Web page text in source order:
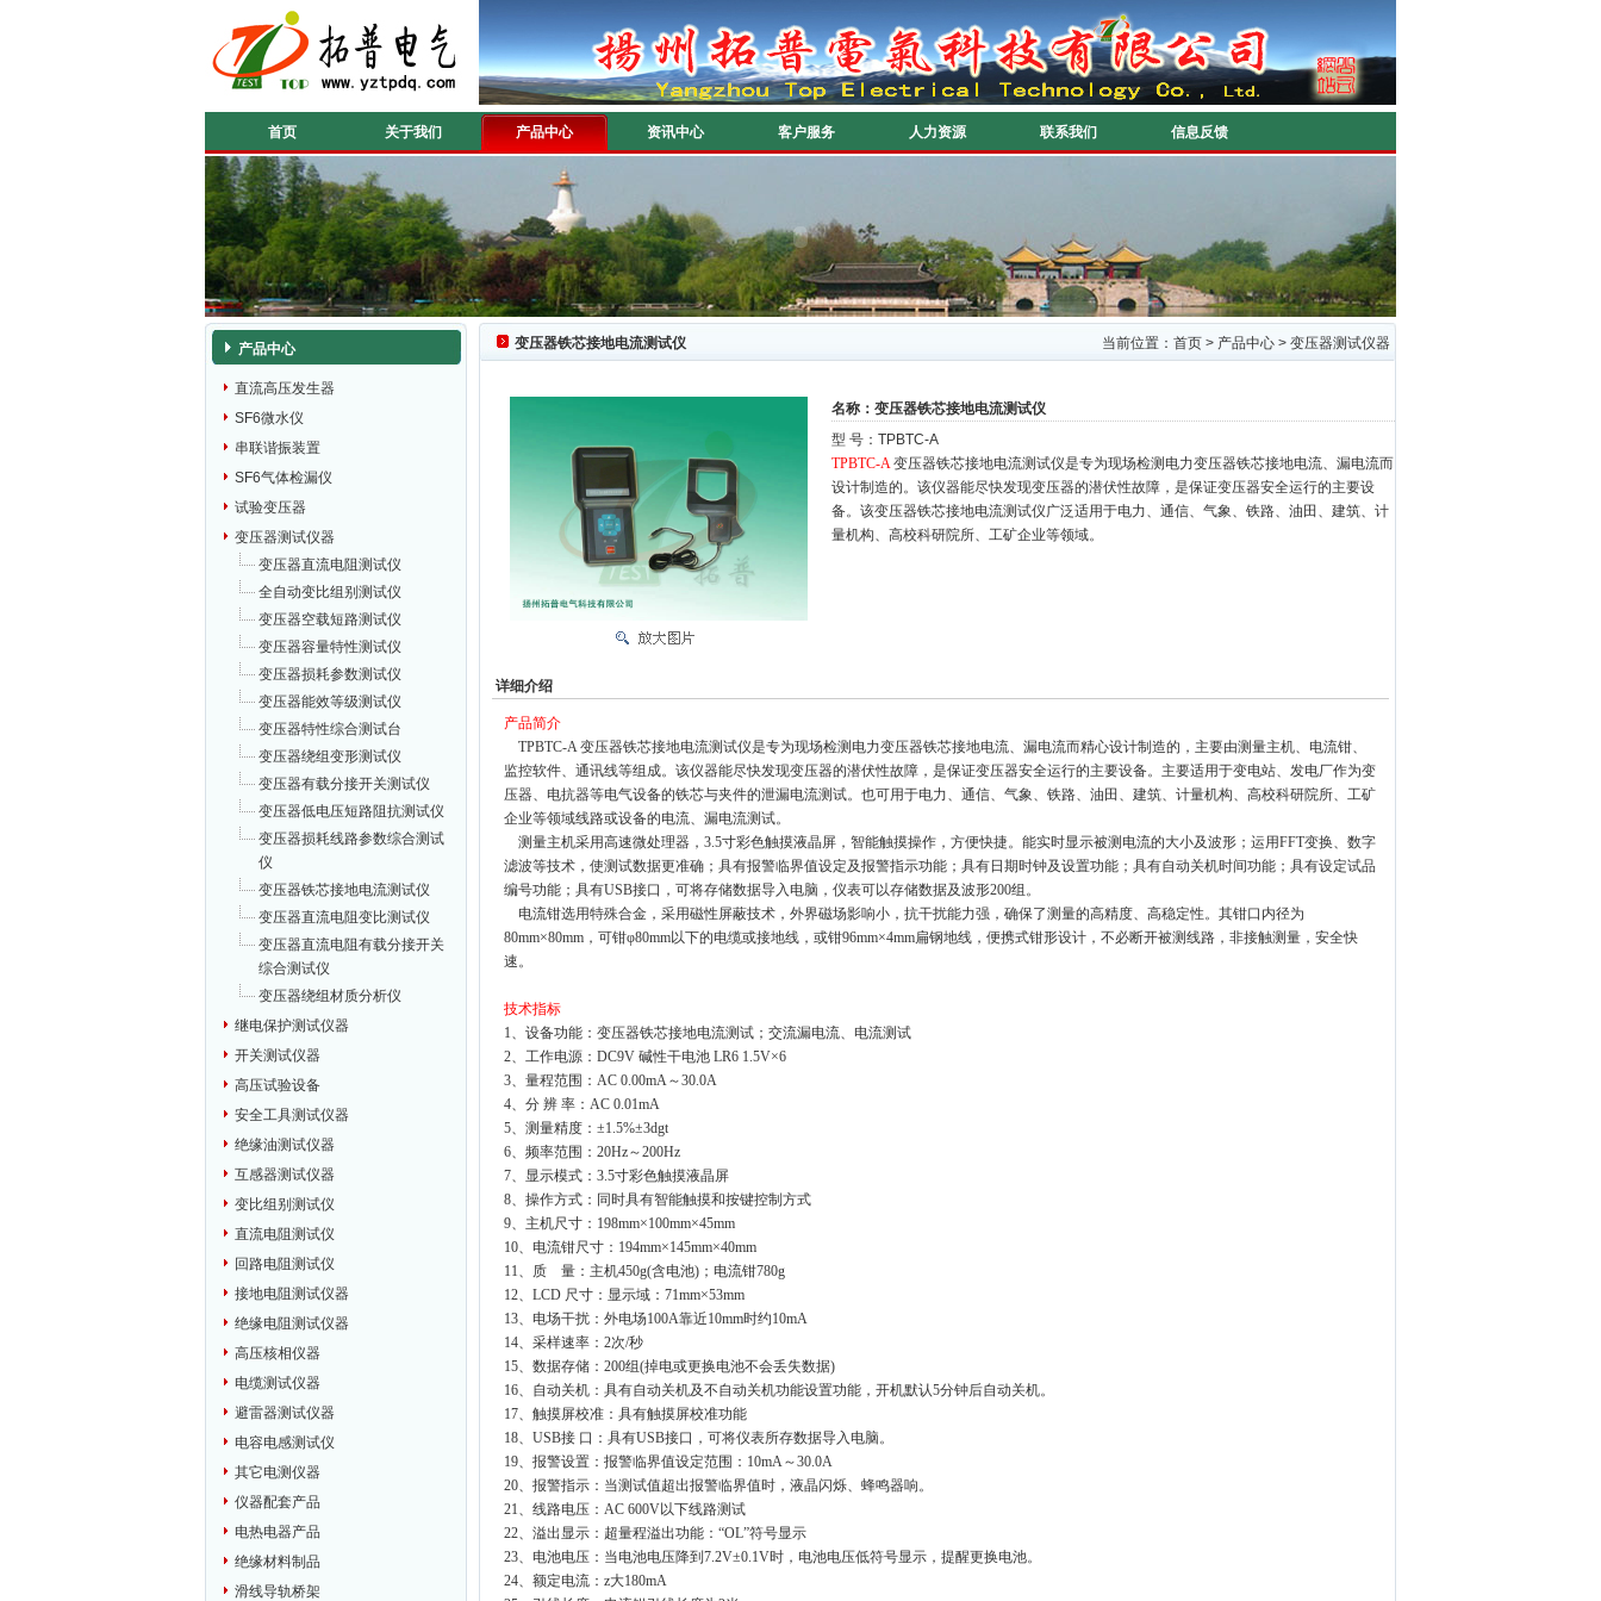
首页 关于我们 产品中心 资讯中心 客户服务 人力资源 联系我们 信息反馈
产品中心
直流高压发生器
SF6微水仪
串联谐振装置
SF6气体检漏仪
试验变压器
变压器测试仪器
变压器直流电阻测试仪
全自动变比组别测试仪
变压器空载短路测试仪
变压器容量特性测试仪
变压器损耗参数测试仪
变压器能效等级测试仪
变压器特性综合测试台
变压器绕组变形测试仪
变压器有载分接开关测试仪
变压器低电压短路阻抗测试仪
变压器损耗线路参数综合测试
仪
变压器铁芯接地电流测试仪
变压器直流电阻变比测试仪
变压器直流电阻有载分接开关
综合测试仪
变压器绕组材质分析仪
继电保护测试仪器
开关测试仪器
高压试验设备
安全工具测试仪器
绝缘油测试仪器
互感器测试仪器
变比组别测试仪
直流电阻测试仪
回路电阻测试仪
接地电阻测试仪器
绝缘电阻测试仪器
高压核相仪器
电缆测试仪器
避雷器测试仪器
电容电感测试仪
其它电测仪器
仪器配套产品
电热电器产品
绝缘材料制品
滑线导轨桥架
当前位置： 首页 > 产品中心 > 变压器测试仪器
变压器铁芯接地电流测试仪
名称：变压器铁芯接地电流测试仪
型 号：TPBTC-A
TPBTC-A变压器铁芯接地电流测试仪是专为现场检测电力变压器铁芯接地电流、漏电流而
设计制造的。该仪器能尽快发现变压器的潜伏性故障，是保证变压器安全运行的主要设
备。该变压器铁芯接地电流测试仪广泛适用于电力、通信、气象、铁路、油田、建筑、计
量机构、高校科研院所、工矿企业等领域。
详细介绍
产品简介
TPBTC-A 变压器铁芯接地电流测试仪是专为现场检测电力变压器铁芯接地电流、漏电流而精心设计制造的，主要由测量主机、电流钳、
监控软件、通讯线等组成。该仪器能尽快发现变压器的潜伏性故障，是保证变压器安全运行的主要设备。主要适用于变电站、发电厂作为变
压器、电抗器等电气设备的铁芯与夹件的泄漏电流测试。也可用于电力、通信、气象、铁路、油田、建筑、计量机构、高校科研院所、工矿
企业等领域线路或设备的电流、漏电流测试。
测量主机采用高速微处理器，3.5寸彩色触摸液晶屏，智能触摸操作，方便快捷。能实时显示被测电流的大小及波形；运用FFT变换、数字
滤波等技术，使测试数据更准确；具有报警临界值设定及报警指示功能；具有日期时钟及设置功能；具有自动关机时间功能；具有设定试品
编号功能；具有USB接口，可将存储数据导入电脑，仪表可以存储数据及波形200组。
电流钳选用特殊合金，采用磁性屏蔽技术，外界磁场影响小，抗干扰能力强，确保了测量的高精度、高稳定性。其钳口内径为
80mm×80mm，可钳φ80mm以下的电缆或接地线，或钳96mm×4mm扁钢地线，便携式钳形设计，不必断开被测线路，非接触测量，安全快
速。
技术指标
1、设备功能：变压器铁芯接地电流测试；交流漏电流、电流测试
2、工作电源：DC9V 碱性干电池 LR6 1.5V×6
3、量程范围：AC 0.00mA～30.0A
4、分 辨 率：AC 0.01mA
5、测量精度：±1.5%±3dgt
6、频率范围：20Hz～200Hz
7、显示模式：3.5寸彩色触摸液晶屏
8、操作方式：同时具有智能触摸和按键控制方式
9、主机尺寸：198mm×100mm×45mm
10、电流钳尺寸：194mm×145mm×40mm
11、质 量：主机450g(含电池)；电流钳780g
12、LCD 尺寸：显示域：71mm×53mm
13、电场干扰：外电场100A靠近10mm时约10mA
14、采样速率：2次/秒
15、数据存储：200组(掉电或更换电池不会丢失数据)
16、自动关机：具有自动关机及不自动关机功能设置功能，开机默认5分钟后自动关机。
17、触摸屏校准：具有触摸屏校准功能
18、USB接 口：具有USB接口，可将仪表所存数据导入电脑。
19、报警设置：报警临界值设定范围：10mA～30.0A
20、报警指示：当测试值超出报警临界值时，液晶闪烁、蜂鸣器响。
21、线路电压：AC 600V以下线路测试
22、溢出显示：超量程溢出功能：“OL”符号显示
23、电池电压：当电池电压降到7.2V±0.1V时，电池电压低符号显示，提醒更换电池。
24、额定电流：z大180mA